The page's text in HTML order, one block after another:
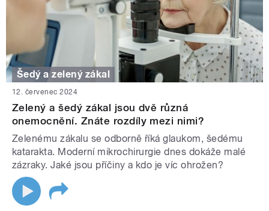
Šedý a zelený zákal
12. červenec 2024
Zelený a šedý zákal jsou dvě různá
onemocnění. Znáte rozdíly mezi nimi?
Zelenému zákalu se odborně říká glaukom, šedému
katarakta. Moderní mikrochirurgie dnes dokáže malé
zázraky. Jaké jsou příčiny a kdo je víc ohrožen?